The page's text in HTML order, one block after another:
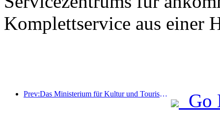
Komplettservice aus einer
Prev:Das Ministerium für Kultur und Tourismus berichtete, dass im Jahr 2025 16.994 Sehenswürdigkeiten der Kategorie A 7,51 Milliarden Besucher empfangen und Tourismuseinnahmen in Höhe von 554,49 Milliarden Yuan generiert haben.
Go